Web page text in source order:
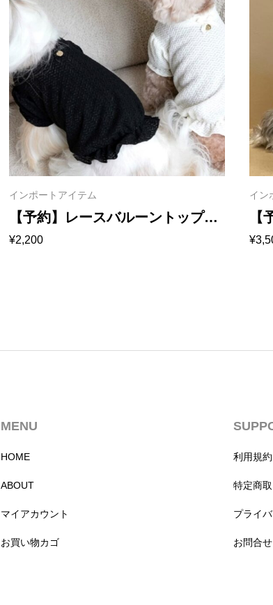
インポートアイテム
【予約】レースバルーントップ
ス 1028
¥2,200
イン
【
¥
MENU
HOME
ABOUT
マイアカウント
お買い物カゴ
利用規約
特定商
プライ
お問合せ